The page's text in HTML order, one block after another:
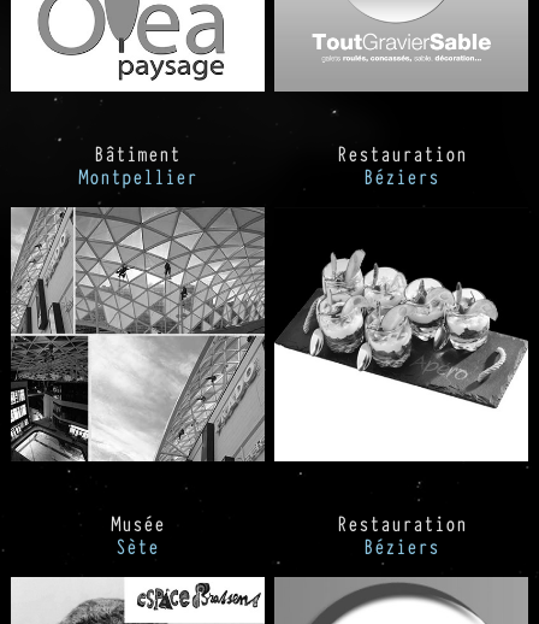
Bâtiment
Montpellier
Restauration
Béziers
Musée
Sète
Restauration
Béziers